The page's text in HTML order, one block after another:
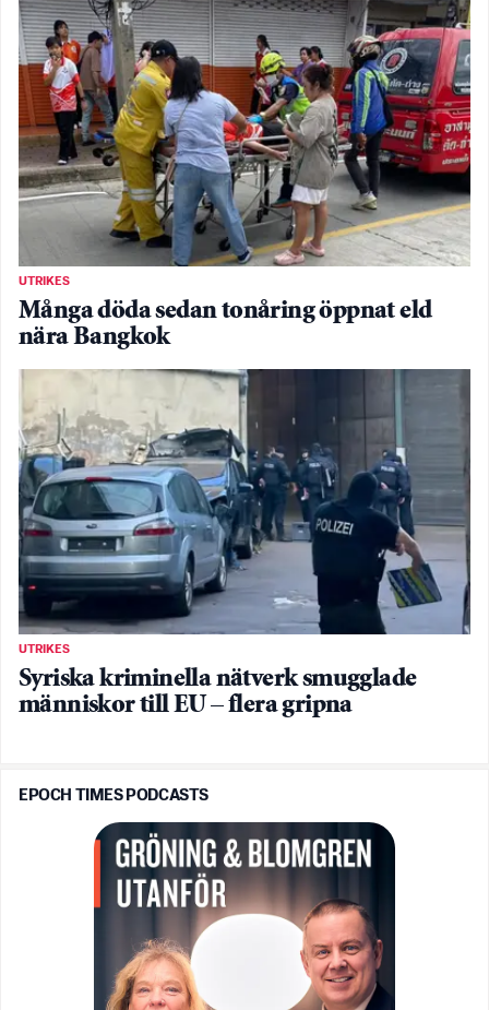
UTRIKES
Många döda sedan tonåring öppnat eld
nära Bangkok
UTRIKES
Syriska kriminella nätverk smugglade
människor till EU – flera gripna
EPOCH TIMES PODCASTS